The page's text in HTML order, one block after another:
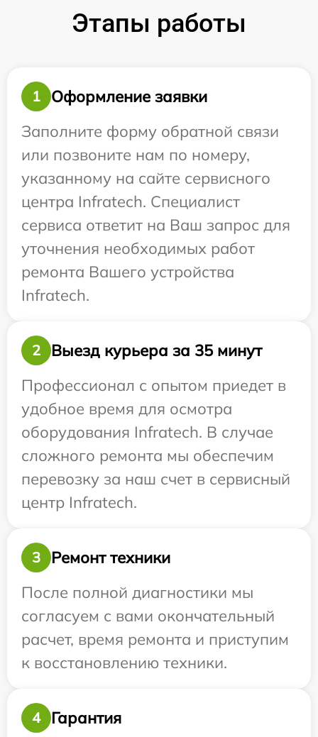
Этапы работы
1
Оформление заявки
Заполните форму обратной связи
или позвоните нам по номеру,
указанному на сайте сервисного
центра Infratech. Специалист
сервиса ответит на Ваш запрос для
уточнения необходимых работ
ремонта Вашего устройства
Infratech.
2
Выезд курьера за 35 минут
Профессионал с опытом приедет в
удобное время для осмотра
оборудования Infratech. В случае
сложного ремонта мы обеспечим
перевозку за наш счет в сервисный
центр Infratech.
3
Ремонт техники
После полной диагностики мы
согласуем с вами окончательный
расчет, время ремонта и приступим
к восстановлению техники.
4 Гарантия